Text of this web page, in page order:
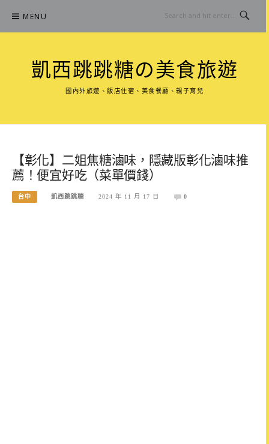
content
MENU
凱西跳跳糖の美食旅遊
國內外旅遊、飯店住宿、美食餐廳、親子育兒
【彰化】二姐焦糖滷味，隱藏版彰化滷味推
薦！便宜好吃（菜單價錢）
台中 凱西跳跳糖 2024 年 11 月 17 日 0